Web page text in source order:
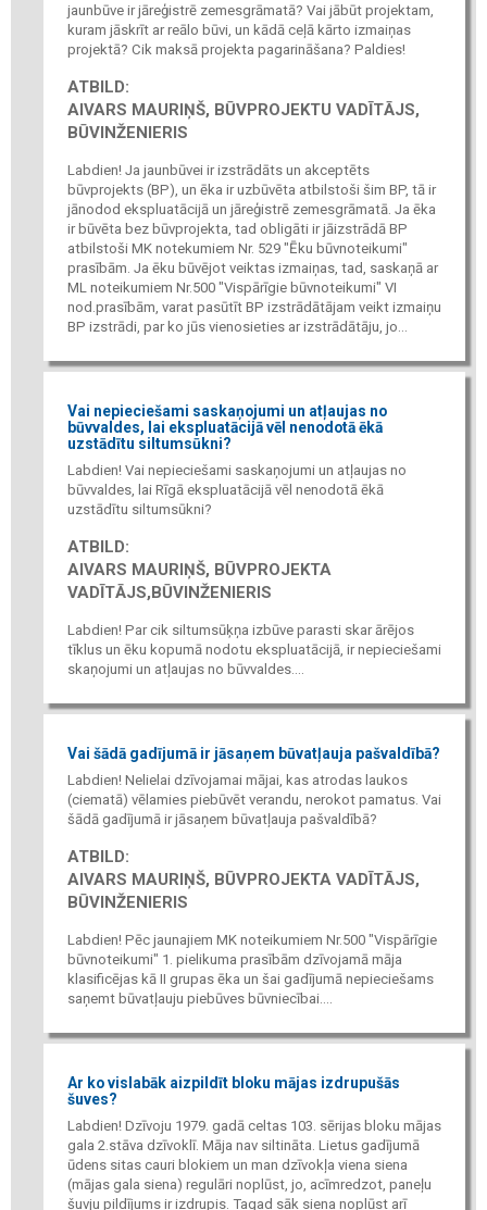
jaunbūve ir jāreģistrē zemesgrāmatā? Vai jābūt projektam,
kuram jāskrīt ar reālo būvi, un kādā ceļā kārto izmaiņas
projektā? Cik maksā projekta pagarināšana? Paldies!
ATBILD:
AIVARS MAURIŅŠ, BŪVPROJEKTU VADĪTĀJS,
BŪVINŽENIERIS
Labdien! Ja jaunbūvei ir izstrādāts un akceptēts
būvprojekts (BP), un ēka ir uzbūvēta atbilstoši šim BP, tā ir
jānodod ekspluatācijā un jāreģistrē zemesgrāmatā. Ja ēka
ir būvēta bez būvprojekta, tad obligāti ir jāizstrādā BP
atbilstoši MK notekumiem Nr. 529 "Ēku būvnoteikumi"
prasībām. Ja ēku būvējot veiktas izmaiņas, tad, saskaņā ar
ML noteikumiem Nr.500 "Vispārīgie būvnoteikumi" VI
nod.prasībām, varat pasūtīt BP izstrādātājam veikt izmaiņu
BP izstrādi, par ko jūs vienosieties ar izstrādātāju, jo...
Vai nepieciešami saskaņojumi un atļaujas no
būvvaldes, lai ekspluatācijā vēl nenodotā ēkā
uzstādītu siltumsūkni?
Labdien! Vai nepieciešami saskaņojumi un atļaujas no
būvvaldes, lai Rīgā ekspluatācijā vēl nenodotā ēkā
uzstādītu siltumsūkni?
ATBILD:
AIVARS MAURIŅŠ, BŪVPROJEKTA
VADĪTĀJS,BŪVINŽENIERIS
Labdien! Par cik siltumsūķņa izbūve parasti skar ārējos
tīklus un ēku kopumā nodotu ekspluatācijā, ir nepieciešami
skaņojumi un atļaujas no būvvaldes....
Vai šādā gadījumā ir jāsaņem būvatļauja pašvaldībā?
Labdien! Nelielai dzīvojamai mājai, kas atrodas laukos
(ciematā) vēlamies piebūvēt verandu, nerokot pamatus. Vai
šādā gadījumā ir jāsaņem būvatļauja pašvaldībā?
ATBILD:
AIVARS MAURIŅŠ, BŪVPROJEKTA VADĪTĀJS,
BŪVINŽENIERIS
Labdien! Pēc jaunajiem MK noteikumiem Nr.500 "Vispārīgie
būvnoteikumi" 1. pielikuma prasībām dzīvojamā māja
klasificējas kā II grupas ēka un šai gadījumā nepieciešams
saņemt būvatļauju piebūves būvniecībai....
Ar ko vislabāk aizpildīt bloku mājas izdrupušās
šuves?
Labdien! Dzīvoju 1979. gadā celtas 103. sērijas bloku mājas
gala 2.stāva dzīvoklī. Māja nav siltināta. Lietus gadījumā
ūdens sitas cauri blokiem un man dzīvokļa viena siena
(mājas gala siena) regulāri noplūst, jo, acīmredzot, paneļu
šuvju pildījums ir izdrupis. Tagad sāk siena noplūst arī